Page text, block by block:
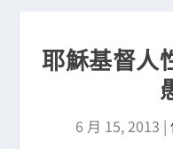
耶穌基督人
6 月 15, 2013 |